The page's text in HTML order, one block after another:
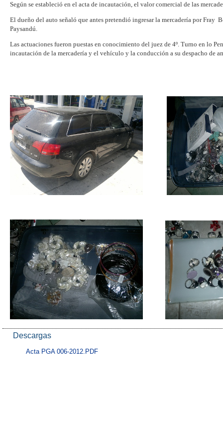
Según se estableció en el acta de incautación, el valor comercial de las
El dueño del auto señaló que antes pretendió ingresar la mercadería por Fray
Paysandú.
Las actuaciones fueron puestas en conocimiento del juez de 4º. Turno en lo
incautación de la mercadería y el vehículo y la conducción a su despacho de
Descargas
Acta PGA 006-2012.PDF